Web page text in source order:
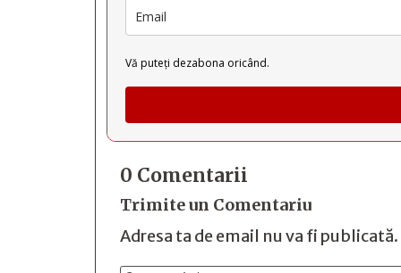
Vă puteți dezabona oricând.
0 Comentarii
Trimite un Comentariu
Adresa ta de email nu va fi publicată.